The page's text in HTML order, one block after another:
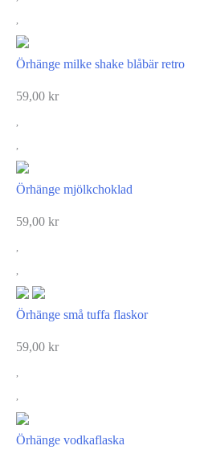
Örhänge milke shake blåbär retro
59,00 kr
Örhänge mjölkchoklad
59,00 kr
Örhänge små tuffa flaskor
59,00 kr
Örhänge vodkaflaska